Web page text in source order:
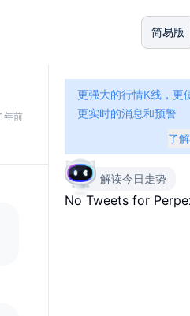
简易版
年前
更强大的行情K线，更
更实时的消息和预警
了
解读今日走势
No Tweets for